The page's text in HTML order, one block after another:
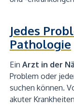
Jedes
Pathologie
Ein Arzt in der
Problem oder
suchen können.
akuter